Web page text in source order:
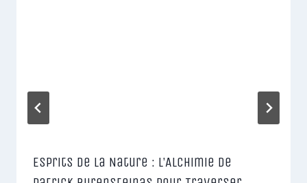
Esprits de la Nature : L’Alchimie de